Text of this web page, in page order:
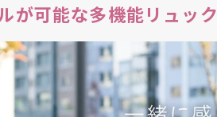
が可能な多機能リュック